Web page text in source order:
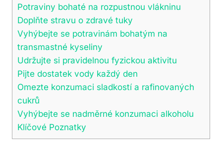
Potraviny bohaté na rozpustnou vlákninu
Doplňte stravu o zdravé tuky
Vyhýbejte se potravinám bohatým na
transmastné kyseliny
Udržujte si pravidelnou fyzickou aktivitu
Pijte dostatek vody každý den
Omezte konzumaci sladkostí a rafinovaných
cukrů
Vyhýbejte se nadměrné konzumaci alkoholu
Klíčové Poznatky